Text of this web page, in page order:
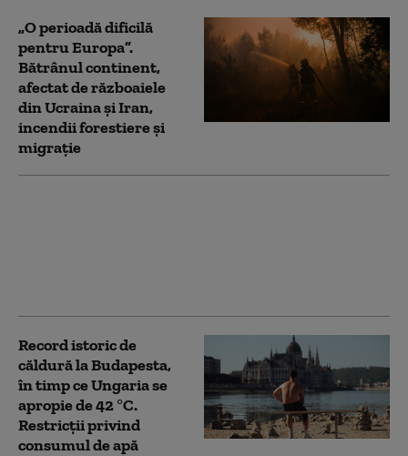
„O perioadă dificilă
pentru Europa”.
Bătrânul continent,
afectat de războaiele
din Ucraina și Iran,
incendii forestiere și
migrație
Record istoric de
căldură la Budapesta,
în timp ce Ungaria se
apropie de 42 °C.
Restricții privind
consumul de apă